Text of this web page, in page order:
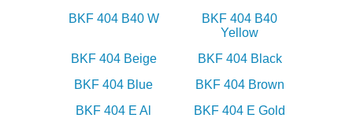
BKF 404 B40 W
BKF 404 B40
Yellow
BKF 404 Beige
BKF 404 Black
BKF 404 Blue
BKF 404 Brown
BKF 404 E Al
BKF 404 E Gold